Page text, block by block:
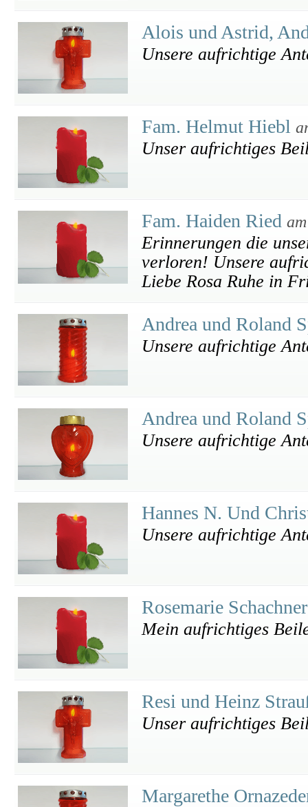
Alois und Astrid,
Unsere aufrichtige
Fam. Helmut Hiebl
Unser aufrichtiges
Fam. Haiden Ried
Erinnerungen die
verloren! Unsere
Liebe Rosa Ruhe in
Andrea und Roland
Unsere aufrichtige
Andrea und Roland
Unsere aufrichtige
Hannes N. Und
Unsere aufrichtige
Rosemarie
Mein aufrichtiges
Resi und Heinz
Unser aufrichtiges
Margarethe